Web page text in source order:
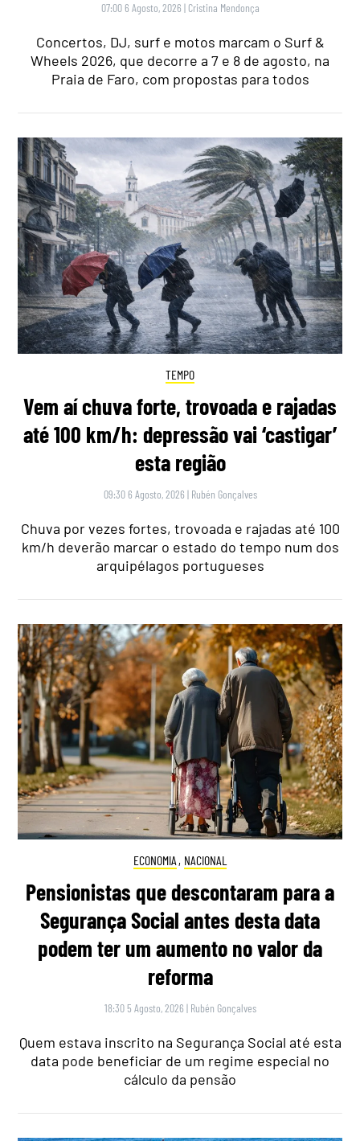
07:00 6 Agosto, 2026 | Cristina Mendonça
Concertos, DJ, surf e motos marcam o Surf &
Wheels 2026, que decorre a 7 e 8 de agosto, na
Praia de Faro, com propostas para todos
TEMPO
Vem aí chuva forte, trovoada e rajadas
até 100 km/h: depressão vai ‘castigar’
esta região
09:30 6 Agosto, 2026 | Rubén Gonçalves
Chuva por vezes fortes, trovoada e rajadas até 100
km/h deverão marcar o estado do tempo num dos
arquipélagos portugueses
ECONOMIA , NACIONAL
Pensionistas que descontaram para a
Segurança Social antes desta data
podem ter um aumento no valor da
reforma
18:30 5 Agosto, 2026 | Rubén Gonçalves
Quem estava inscrito na Segurança Social até esta
data pode beneficiar de um regime especial no
cálculo da pensão